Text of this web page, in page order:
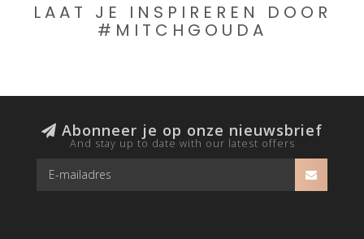
LAAT JE INSPIREREN DOOR
#MITCHGOUDA
Abonneer je op onze nieuwsbrief
And stay up to date with our latest offers